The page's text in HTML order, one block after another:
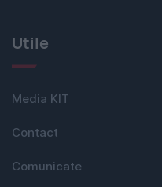
Utile
Media KIT
Contact
Comunicate